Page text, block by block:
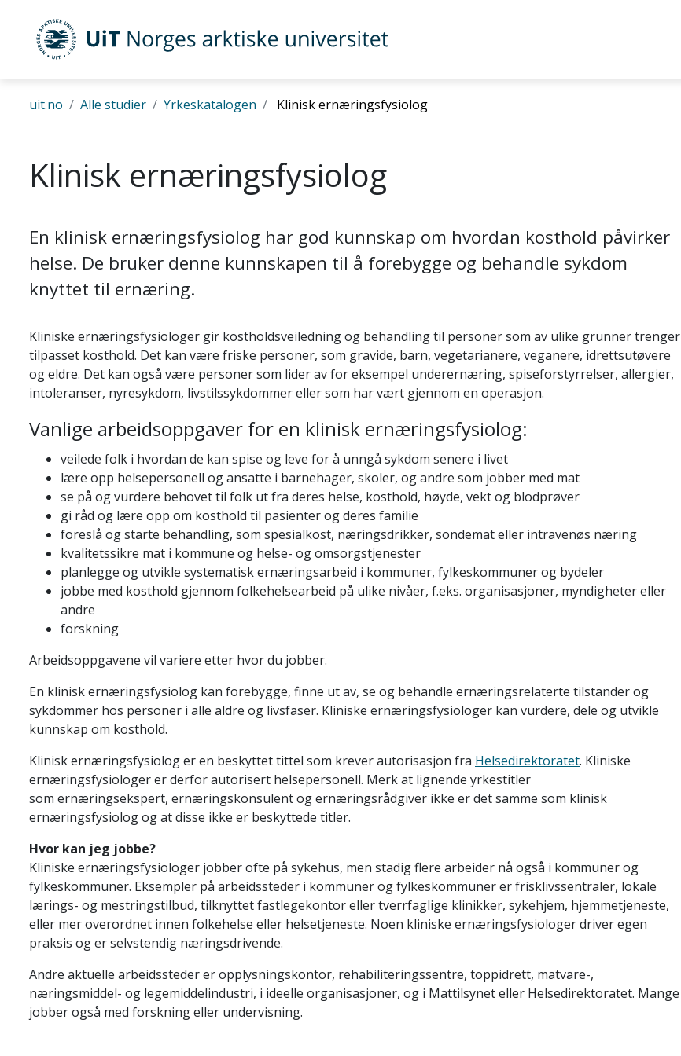
Gå til hovedinnhold
UiT Norges arktiske universitet
uit.no Alle studier Yrkeskatalogen Klinisk ernæringsfysiolog
Klinisk ernæringsfysiolog
En klinisk ernæringsfysiolog har god kunnskap om hvordan kosthold påvirker
helse. De bruker denne kunnskapen til å forebygge og behandle sykdom
knyttet til ernæring.
Kliniske ernæringsfysiologer gir kostholdsveiledning og behandling til personer som av ulike grunner trenger
tilpasset kosthold. Det kan være friske personer, som gravide, barn, vegetarianere, veganere, idrettsutøvere
og eldre. Det kan også være personer som lider av for eksempel underernæring, spiseforstyrrelser, allergier,
intoleranser, nyresykdom, livstilssykdommer eller som har vært gjennom en operasjon.
Vanlige arbeidsoppgaver for en klinisk ernæringsfysiolog:
veilede folk i hvordan de kan spise og leve for å unngå sykdom senere i livet
lære opp helsepersonell og ansatte i barnehager, skoler, og andre som jobber med mat
se på og vurdere behovet til folk ut fra deres helse, kosthold, høyde, vekt og blodprøver
gi råd og lære opp om kosthold til pasienter og deres familie
foreslå og starte behandling, som spesialkost, næringsdrikker, sondemat eller intravenøs næring
kvalitetssikre mat i kommune og helse- og omsorgstjenester
planlegge og utvikle systematisk ernæringsarbeid i kommuner, fylkeskommuner og bydeler
jobbe med kosthold gjennom folkehelsearbeid på ulike nivåer, f.eks. organisasjoner, myndigheter eller
andre
forskning
Arbeidsoppgavene vil variere etter hvor du jobber.
En klinisk ernæringsfysiolog kan forebygge, finne ut av, se og behandle ernæringsrelaterte tilstander og
sykdommer hos personer i alle aldre og livsfaser. Kliniske ernæringsfysiologer kan vurdere, dele og utvikle
kunnskap om kosthold.
Klinisk ernæringsfysiologer en beskyttet tittel som krever autorisasjon fra Helsedirektoratet. Kliniske
ernæringsfysiologer er derfor autorisert helsepersonell. Merk at lignende yrkestitler
som ernæringsekspert, ernæringskonsulent og ernæringsrådgiver ikke er det samme som klinisk
ernæringsfysiolog og at disse ikke er beskyttede titler.
Hvor kan jeg jobbe?
Kliniske ernæringsfysiologer jobber ofte på sykehus, men stadig flere arbeider nå også i kommuner og
fylkeskommuner. Eksempler på arbeidssteder i kommuner og fylkeskommuner er frisklivssentraler, lokale
lærings- og mestringstilbud, tilknyttet fastlegekontor eller tverrfaglige klinikker, sykehjem, hjemmetjeneste,
eller mer overordnet innen folkehelse eller helsetjeneste. Noen kliniske ernæringsfysiologer driver egen
praksis og er selvstendig næringsdrivende.
Andre aktuelle arbeidssteder er opplysningskontor, rehabiliteringssentre, toppidrett, matvare-,
næringsmiddel- og legemiddelindustri, i ideelle organisasjoner, og i Mattilsynet eller Helsedirektoratet. Mange
jobber også med forskning eller undervisning.